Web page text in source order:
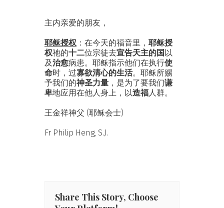
主内亲爱的朋友，
耶稣授权 ：在今天的福音里， 耶稣授
权祂的十二位宗徒去宣告天主的国以
及治愈病患。耶稣指示他们在执行使
命时，过寡欲清心的生活。耶稣所赐
予我们的神圣力量 ，是为了要我们谦
卑地应用在他人身上，以造福人群。
王金祥神父 (耶稣会士)
Fr Philip Heng, S.J.
Share This Story, Choose